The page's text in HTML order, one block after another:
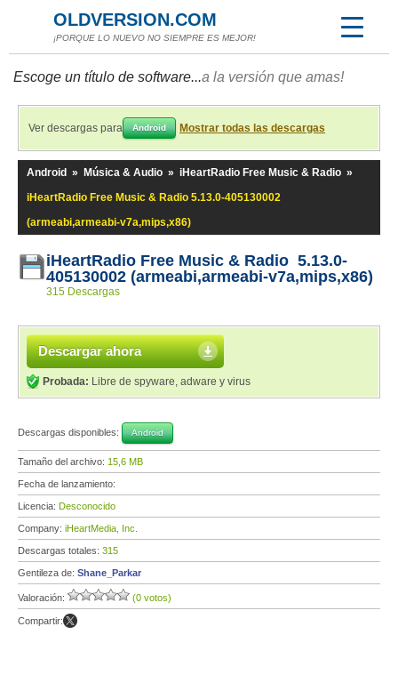
OLDVERSION.COM
¡PORQUE LO NUEVO NO SIEMPRE ES MEJOR!
Escoge un título de software...a la versión que amas!
Ver descargas para Android Mostrar todas las descargas
Android » Música & Audio » iHeartRadio Free Music & Radio »
iHeartRadio Free Music & Radio 5.13.0-405130002
(armeabi,armeabi-v7a,mips,x86)
iHeartRadio Free Music & Radio 5.13.0-
405130002 (armeabi,armeabi-v7a,mips,x86)
315 Descargas
Descargar ahora
Probada: Libre de spyware, adware y virus
Descargas disponibles: Android
Tamaño del archivo: 15,6 MB
Fecha de lanzamiento:
Licencia: Desconocido
Company: iHeartMedia, Inc.
Descargas totales: 315
Gentileza de: Shane_Parkar
Valoración: (0 votos)
Compartir: